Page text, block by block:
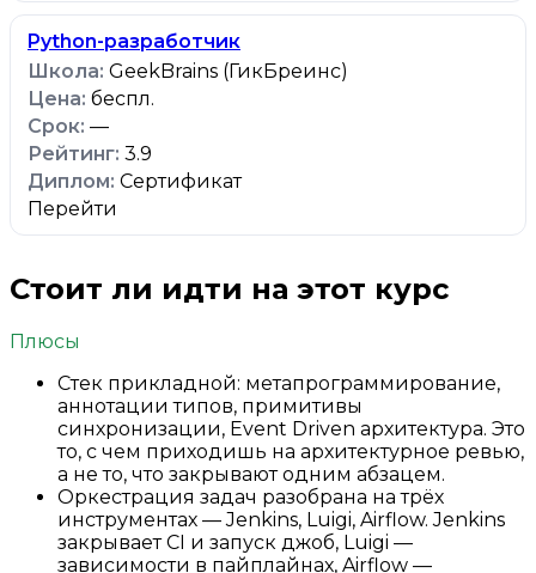
Python-разработчик
GeekBrains (ГикБреинс)
беспл.
—
3.9
Сертификат
Перейти
Стоит ли идти на этот курс
Плюсы
Стек прикладной: метапрограммирование,
аннотации типов, примитивы
синхронизации, Event Driven архитектура. Это
то, с чем приходишь на архитектурное ревью,
а не то, что закрывают одним абзацем.
Оркестрация задач разобрана на трёх
инструментах — Jenkins, Luigi, Airflow. Jenkins
закрывает CI и запуск джоб, Luigi —
зависимости в пайплайнах, Airflow —